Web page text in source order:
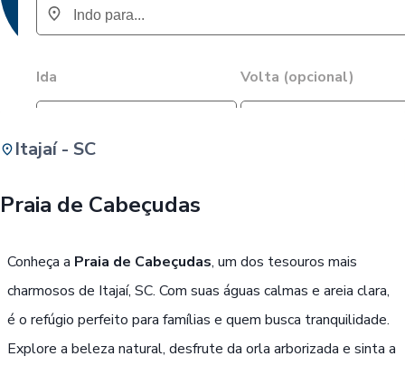
Ida Volta (opcional)
Itajaí - SC
Praia de Cabeçudas
Conheça a Praia de Cabeçudas, um dos tesouros mais
charmosos de Itajaí, SC. Com suas águas calmas e areia clara,
é o refúgio perfeito para famílias e quem busca tranquilidade.
Explore a beleza natural, desfrute da orla arborizada e sinta a